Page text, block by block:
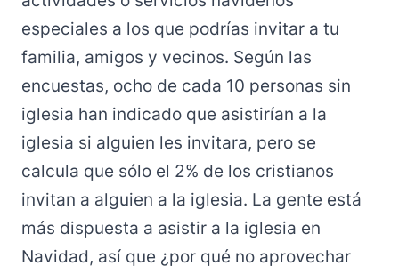
especiales a los que podrías invitar a tu
familia, amigos y vecinos. Según las
encuestas, ocho de cada 10 personas sin
iglesia han indicado que asistirían a la
iglesia si alguien les invitara, pero se
calcula que sólo el 2% de los cristianos
invitan a alguien a la iglesia. La gente está
más dispuesta a asistir a la iglesia en
Navidad, así que ¿por qué no aprovechar